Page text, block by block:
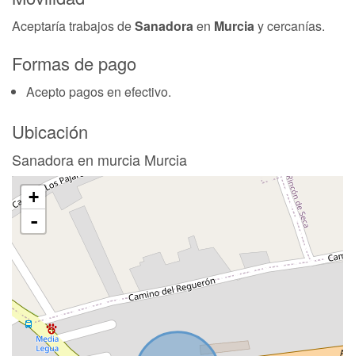
Aceptaría trabajos deSanadoraen Murciay cercanías.
Formas de pago
Acepto pagos en efectivo.
Ubicación
Sanadora en murcia Murcia
+
-